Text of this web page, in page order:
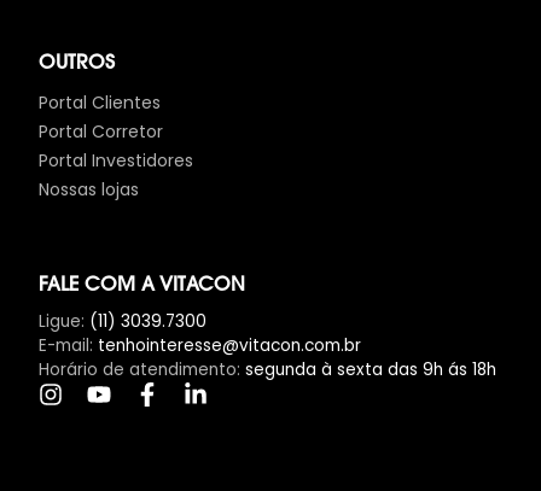
OUTROS
Portal Clientes
Portal Corretor
Portal Investidores
Nossas lojas
FALE COM A VITACON
Ligue: (11) 3039.7300
E-mail: tenhointeresse@vitacon.com.br
Horário de atendimento: segunda à sexta das 9h ás 18h